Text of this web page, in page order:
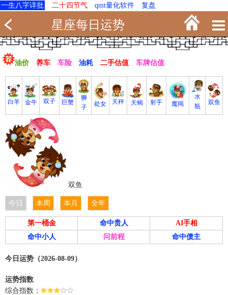
一生八字详批 二十四节气 qmt量化软件 复盘
星座每日运势
油价 养车 车险 油耗 二手估值 车牌估值
白羊 金牛 双子 巨蟹
狮
子
处女 天秤 天蝎 射手 魔羯
水
瓶
双鱼
双鱼
今日 本周 本月 全年
第一桶金 命中贵人
AI手相
命中小人
问前程 命中债主
今日运势（2026-08-09）
运势指数
综合指数：